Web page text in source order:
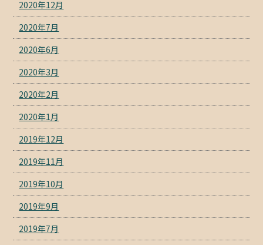
2020年12月
2020年7月
2020年6月
2020年3月
2020年2月
2020年1月
2019年12月
2019年11月
2019年10月
2019年9月
2019年7月